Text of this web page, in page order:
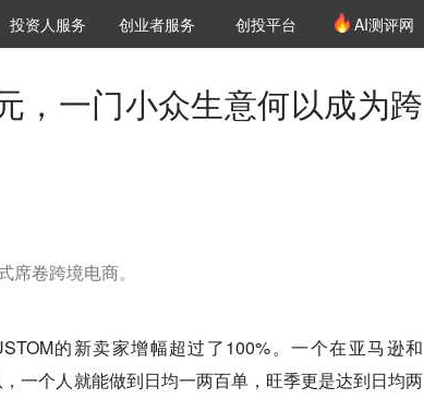
投资机构库
资机构职位推介
投资人服务 创投氪堂
创业者服务 创投平台 AI测评网
，一门小众生意何以成为跨
席卷跨境电商。
的新卖家增幅超过了100%。一个在亚马逊和
一个人就能做到日均一两百单，旺季更是达到日均两